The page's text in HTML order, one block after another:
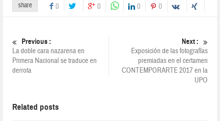
share 0 0 0 0
Previous :
La doble cara nazarena en
Primera Nacional se traduce en
derrota
Next :
Exposición de las fotografías
premiadas en el certamen
CONTEMPORARTE 2017 en la
UPO
Related posts